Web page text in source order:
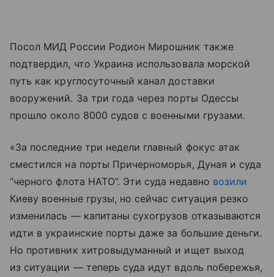
Посол МИД России Родион Мирошник также
подтвердил, что Украина использовала морской
путь как круглосуточный канал доставки
вооружений. За три года через порты Одессы
прошло около 8000 судов с военными грузами.
«За последние три недели главный фокус атак
сместился на порты Причерноморья, Дуная и суда
“черного флота НАТО”. Эти суда недавно возили
Киеву военные грузы, но сейчас ситуация резко
изменилась — капитаны сухогрузов отказываются
идти в украинские порты даже за большие деньги.
Но противник хитровыдуманный и ищет выход
из ситуации — теперь суда идут вдоль побережья,